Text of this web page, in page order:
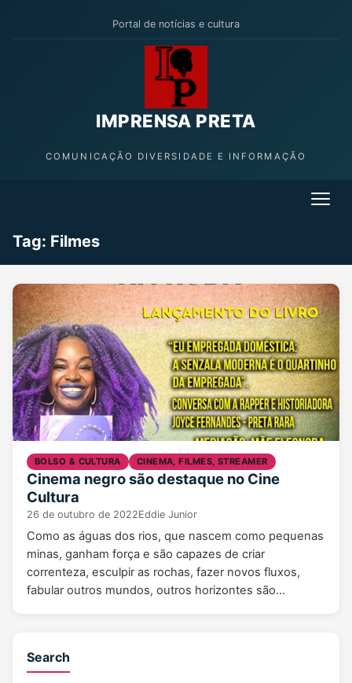
Portal de notícias e cultura
IMPRENSA PRETA
COMUNICAÇÃO DIVERSIDADE E INFORMAÇÃO
Tag: Filmes
BOLSO & CULTURA CINEMA, FILMES, STREAMER
Cinema negro são destaque no Cine
Cultura
26 de outubro de 2022Eddie Junior
Como as águas dos rios, que nascem como pequenas
minas, ganham força e são capazes de criar
correnteza, esculpir as rochas, fazer novos fluxos,
fabular outros mundos, outros horizontes são…
Search